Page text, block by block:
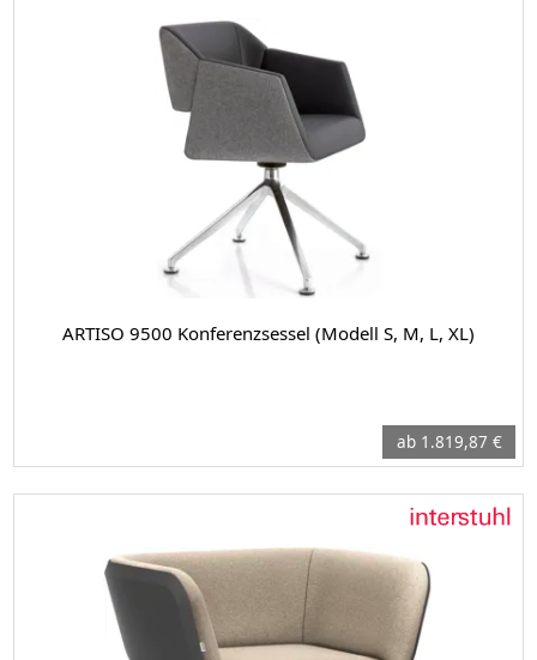
ARTISO 9500 Konferenzsessel (Modell S, M, L, XL)
ab 1.819,87 €